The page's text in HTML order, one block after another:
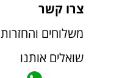
צרו קשר
משלוחים והחזרות
שואלים אותנו